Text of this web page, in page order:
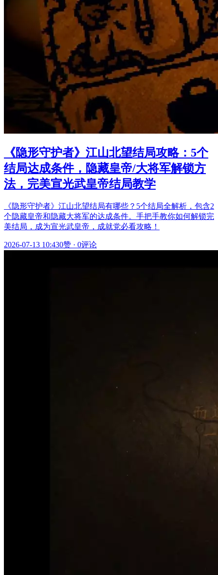
《隐形守护者》江山北望结局攻略：5个
结局达成条件，隐藏皇帝/大将军解锁方
法，完美宣光武皇帝结局教学
《隐形守护者》江山北望结局有哪些？5个结局全解析，包含2
个隐藏皇帝和隐藏大将军的达成条件。手把手教你如何解锁完
美结局，成为宣光武皇帝，成就党必看攻略！
2026-07-13 10:430赞 · 0评论